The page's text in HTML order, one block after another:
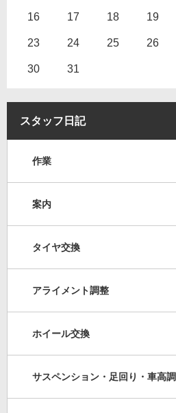
16 17 18 19
23 24 25 26
30 31
スタッフ日記
作業
案内
タイヤ交換
アライメント調整
ホイール交換
サスペンション・足回り・車高調